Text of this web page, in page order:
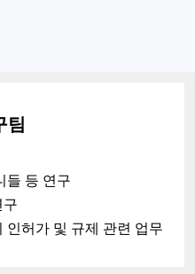
팀
들 등 연구
구
인허가 및 규제 관련 업무